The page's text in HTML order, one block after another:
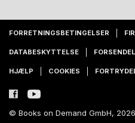
FORRETNINGSBETINGELSER
DATABESKYTTELSE
HJÆLP COOKIES
© Books on Demand GmbH, 2026